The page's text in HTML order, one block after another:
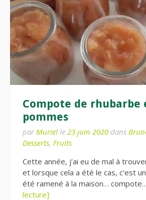
Compote de rhubarbe
pommes
par Muriel le 23 juin 2020 dans
Desserts, Fruits
Cette année, j’ai eu de mal à
et lorsque cela a été le cas, c’est
été ramené à la maison…
lecture]